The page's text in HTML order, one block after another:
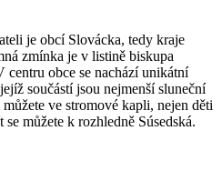
je obcí Slovácka, tedy kraje
zmínka je v listině biskupa
obce se nachází unikátní
součástí jsou nejmenší sluneční
ve stromové kapli, nejen děti
můžete k rozhledně Súsedská.